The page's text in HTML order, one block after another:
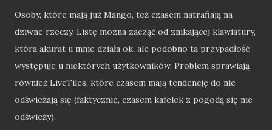
Osoby, które mają już Mango, też czasem natrafiają na
dziwne rzeczy. Listę mozna zacząć od znikającej klawiatury,
która akurat u mnie działa ok, ale podobno ta przypadłość
występuje u niektórych użytkowników. Problem sprawiają
również LiveTiles, które czasem mają tendencję do nie
odświeżają się (faktycznie, czasem kafelek z pogodą się nie
odświeży).